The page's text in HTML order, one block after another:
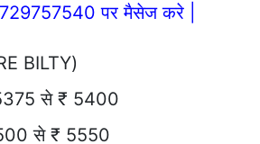
पर मैसेज करे |
BILTY)
से ₹ 5400
से ₹ 5550